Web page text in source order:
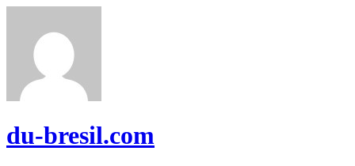
du-bresil.com